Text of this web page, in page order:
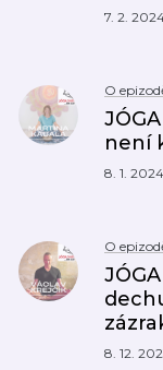
7. 2.
O
není
8. 1. 2024
O
8. 12.